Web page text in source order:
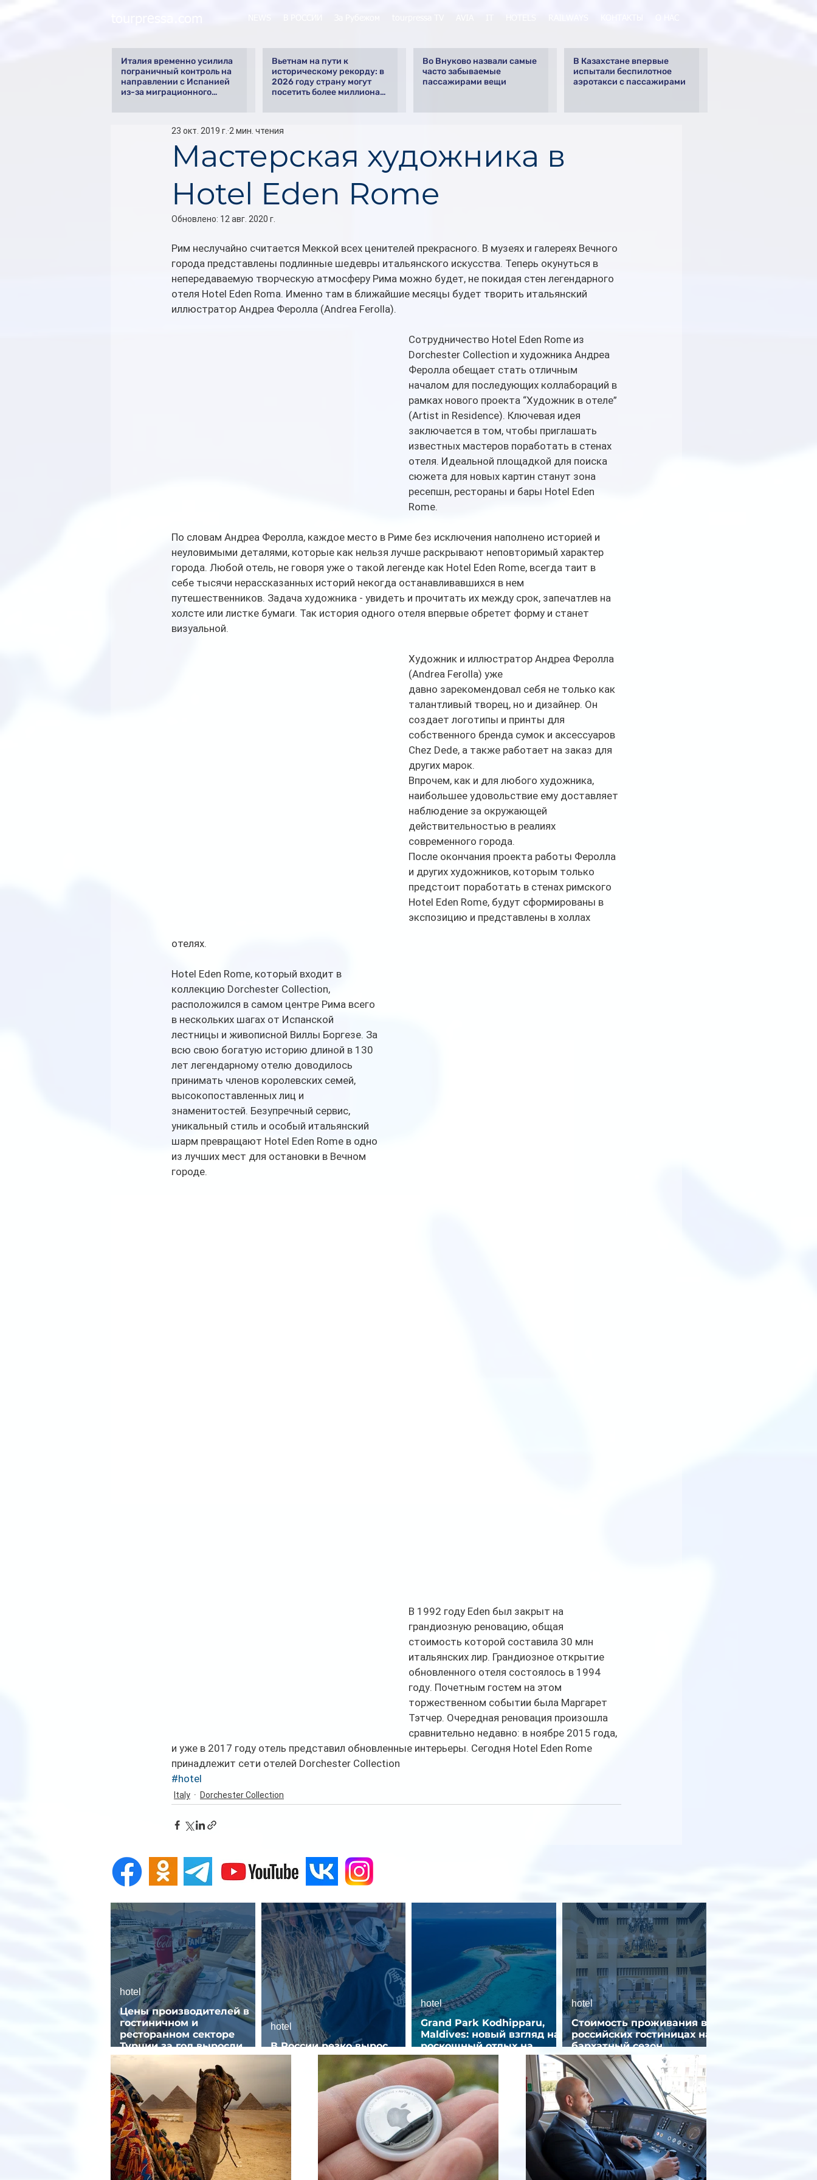
Италия временно усилила
пограничный контроль на
направлении с Испанией
из-за миграционного
Вьетнам на пути к
историческому рекорду: в
2026 году страну могут
посетить более миллиона
Во Внуково назвали самые
часто забываемые
пассажирами вещи
В Казахстане впервые
испытали беспилотное
аэротакси с пассажирами
Мастерская художника в
Hotel Eden Rome
23 окт. 2019 г. 2 мин. чтения
Обновлено: 12 авг. 2020 г.
Рим неслучайно считается Меккой всех ценителей прекрасного. В музеях и галереях Вечного
города представлены подлинные шедевры итальянского искусства. Теперь окунуться в
непередаваемую творческую атмосферу Рима можно будет, не покидая стен легендарного
отеля Hotel Eden Roma. Именно там в ближайшие месяцы будет творить итальянский
иллюстратор Андреа Феролла (Andrea Ferolla).
Сотрудничество Hotel Eden Rome из
Dorchester Collection и художника Андреа
Феролла обещает стать отличным
началом для последующих коллабораций в
рамках нового проекта “Художник в отеле”
(Artist in Residence). Ключевая идея
заключается в том, чтобы приглашать
известных мастеров поработать в стенах
отеля. Идеальной площадкой для поиска
сюжета для новых картин станут зона
ресепшн, рестораны и бары Hotel Eden
Rome.
По словам Андреа Феролла, каждое место в Риме без исключения наполнено историей и
неуловимыми деталями, которые как нельзя лучше раскрывают неповторимый характер
города. Любой отель, не говоря уже о такой легенде как Hotel Eden Rome, всегда таит в
себе тысячи нерассказанных историй некогда останавливавшихся в нем
путешественников. Задача художника - увидеть и прочитать их между срок, запечатлев на
холсте или листке бумаги. Так история одного отеля впервые обретет форму и станет
визуальной.
Художник и иллюстратор Андреа Феролла
(Andrea Ferolla) уже
давно зарекомендовал себя не только как
талантливый творец, но и дизайнер. Он
создает логотипы и принты для
собственного бренда сумок и аксессуаров
Chez Dede, а также работает на заказ для
других марок.
Впрочем, как и для любого художника,
наибольшее удовольствие ему доставляет
наблюдение за окружающей
действительностью в реалиях
современного города.
После окончания проекта работы Феролла
и других художников, которым только
предстоит поработать в стенах римского
Hotel Eden Rome, будут сформированы в
экспозицию и представлены в холлах
отелях.
Hotel Eden Rome, который входит в
коллекцию Dorchester Collection,
расположился в самом центре Рима всего
в нескольких шагах от Испанской
лестницы и живописной Виллы Боргезе. За
всю свою богатую историю длиной в 130
лет легендарному отелю доводилось
принимать членов королевских семей,
высокопоставленных лиц и
знаменитостей. Безупречный сервис,
уникальный стиль и особый итальянский
шарм превращают Hotel Eden Rome в одно
из лучших мест для остановки в Вечном
городе.
В 1992 году Eden был закрыт на
грандиозную реновацию, общая
стоимость которой составила 30 млн
итальянских лир. Грандиозное открытие
обновленного отеля состоялось в 1994
году. Почетным гостем на этом
торжественном событии была Маргарет
Тэтчер. Очередная реновация произошла
сравнительно недавно: в ноябре 2015 года,
и уже в 2017 году отель представил обновленные интерьеры. Сегодня Hotel Eden Rome
принадлежит сети отелей Dorchester Collection
#hotel
Italy Dorchester Collection
Цены производителей в
гостиничном и
ресторанном секторе
Турции за год выросли
почти на 32%
hotel
В России резко вырос
спрос на отели без звезд
hotel
Grand Park Kodhipparu,
Maldives: новый взгляд на
роскошный отдых на
Мальдивах
hotel
Стоимость проживания в
российских гостиницах на
бархатный сезон
снизилась на 9%
hotel